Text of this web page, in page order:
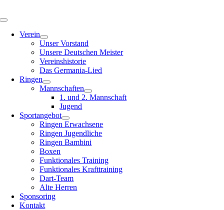
Inhalt
Toggle
NavigationVerein
Unser Vorstand
Unsere Deutschen Meister
Vereinshistorie
Das Germania-Lied
Ringen
Mannschaften
1. und 2. Mannschaft
Jugend
Sportangebot
Ringen Erwachsene
Ringen Jugendliche
Ringen Bambini
Boxen
Funktionales Training
Funktionales Krafttraining
Dart-Team
Alte Herren
Sponsoring
Kontakt